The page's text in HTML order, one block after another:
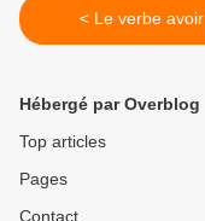
< Le verbe avoir
Hébergé par Overblog
Top articles
Pages
Contact